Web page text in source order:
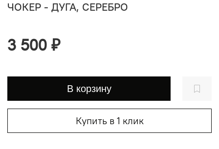
ЧОКЕР - ДУГА, СЕРЕБРО
3 500 ₽
В корзину
Купить в 1 клик